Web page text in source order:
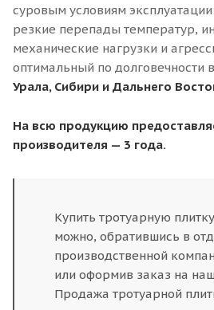
суровым условиям
резкие перепады температур,
механические нагрузки и
оптимальный по долговечности
Урала, Сибири и Дальнего
На всю продукцию
производителя — 3 года.
Купить тротуарную
можно, обратившись в
производственной
или оформив заказ на
Продажа тротуарной